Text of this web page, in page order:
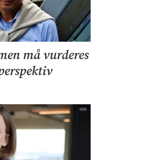
må vurderes